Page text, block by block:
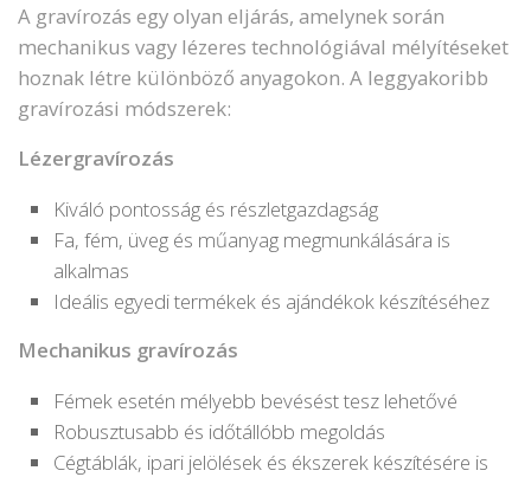
A gravírozás egy olyan eljárás, amelynek során
mechanikus vagy lézeres technológiával mélyítéseket
hoznak létre különböző anyagokon. A leggyakoribb
gravírozási módszerek:
Lézergravírozás
Kiváló pontosság és részletgazdagság
Fa, fém, üveg és műanyag megmunkálására is
alkalmas
Ideális egyedi termékek és ajándékok készítéséhez
Mechanikus gravírozás
Fémek esetén mélyebb bevésést tesz lehetővé
Robusztusabb és időtállóbb megoldás
Cégtáblák, ipari jelölések és ékszerek készítésére is